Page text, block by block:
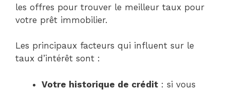
les offres pour trouver le meilleur taux pour
votre prêt immobilier.
Les principaux facteurs qui influent sur le
taux d’intérêt sont :
Votre historique de crédit : si vous